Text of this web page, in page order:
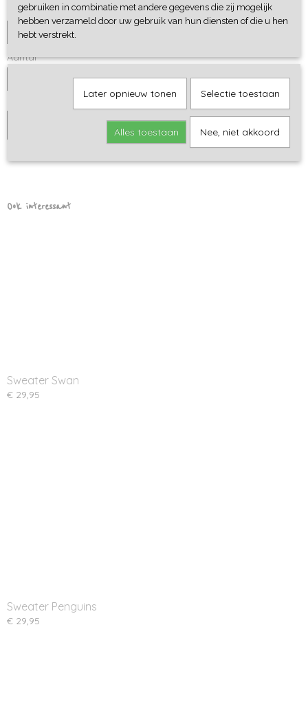
Maat
Aantal
IN WINKELWAGEN
Ook interessant
Sweater Swan
€ 29,95
Sweater Penguins
€ 29,95
gebruiken in combinatie met andere gegevens die zij mogelijk
hebben verzameld door uw gebruik van hun diensten of die u hen
hebt verstrekt.
Later opnieuw tonen Selectie toestaan
Alles toestaan Nee, niet akkoord